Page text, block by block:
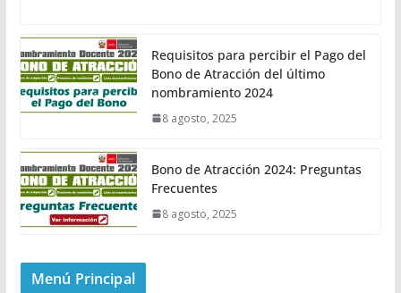
Requisitos para percibir el Pago del
Bono de Atracción del último
nombramiento 2024
8 agosto, 2025
Bono de Atracción 2024: Preguntas
Frecuentes
8 agosto, 2025
Menú Principal